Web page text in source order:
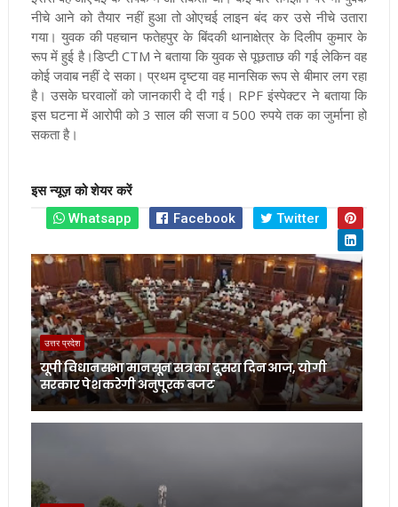
नीचे आने को तैयार नहीं हुआ तो ओएचई लाइन बंद कर उसे नीचे उतारा
गया। युवक की पहचान फतेहपुर के बिंदकी थानाक्षेत्र के दिलीप कुमार के
रूप में हुई है।डिप्टी CTM ने बताया कि युवक से पूछताछ की गई लेकिन वह
कोई जवाब नहीं दे सका। प्रथम दृष्टया वह मानसिक रूप से बीमार लग रहा
है। उसके घरवालों को जानकारी दे दी गई। RPF इंस्पेक्टर ने बताया कि
इस घटना में आरोपी को 3 साल की सजा व 500 रुपये तक का जुर्माना हो
सकता है।
इस न्यूज़ को शेयर करें
Whatsapp
Facebook Twitter
उत्तर प्रदेश
यूपी विधानसभा मानसून सत्र का दूसरा दिन आज, योगी
सरकार पेश करेगी अनुपूरक बजट